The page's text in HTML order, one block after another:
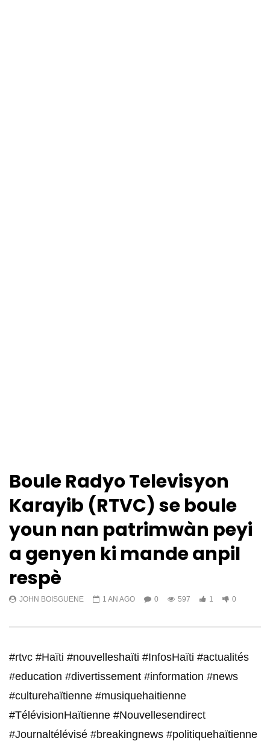
Boule Radyo Televisyon
Karayib (RTVC) se boule
youn nan patrimwàn peyi
a genyen ki mande anpil
respè
JOHN BOISGUENE 1 AN AGO 0 597 1 0
#rtvc #Haïti #nouvelleshaïti #InfosHaïti #actualités
#education #divertissement #information #news
#culturehaïtienne #musiquehaitienne
#TélévisionHaïtienne #Nouvellesendirect
#Journaltélévisé #breakingnews #politiquehaïtienne